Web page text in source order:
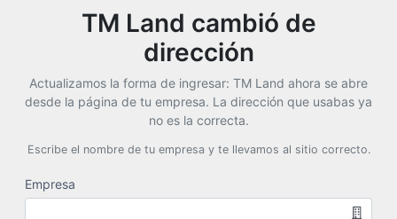
TM Land cambió de
dirección
Actualizamos la forma de ingresar: TM Land ahora se abre
desde la página de tu empresa. La dirección que usabas ya
no es la correcta.
Escribe el nombre de tu empresa y te llevamos al sitio correcto.
Empresa